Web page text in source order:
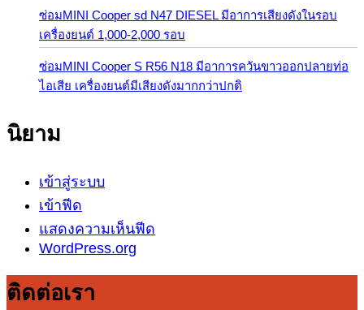
ซ่อมMINI Cooper sd N47 DIESEL มีอาการเสียงดังในรอบ
เครื่องยนต์ 1,000-2,000 รอบ
ซ่อมMINI Cooper S R56 N18 มีอาการควันขาวออกปลายท่อ
ไอเสีย เครื่องยนต์มีเสียงดังมากกว่าปกติ
นิยาม
เข้าสู่ระบบ
เข้าฟีด
แสดงความเห็นฟีด
WordPress.org
ติดต่อเรา